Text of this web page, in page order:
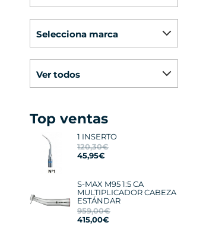
selecciona marca
ver todos
Top ventas
1 INSERTO
120,30€
45,95€
S-MAX M95 1:5 CA
MULTIPLICADOR CABEZA
ESTÁNDAR
959,00€
415,00€